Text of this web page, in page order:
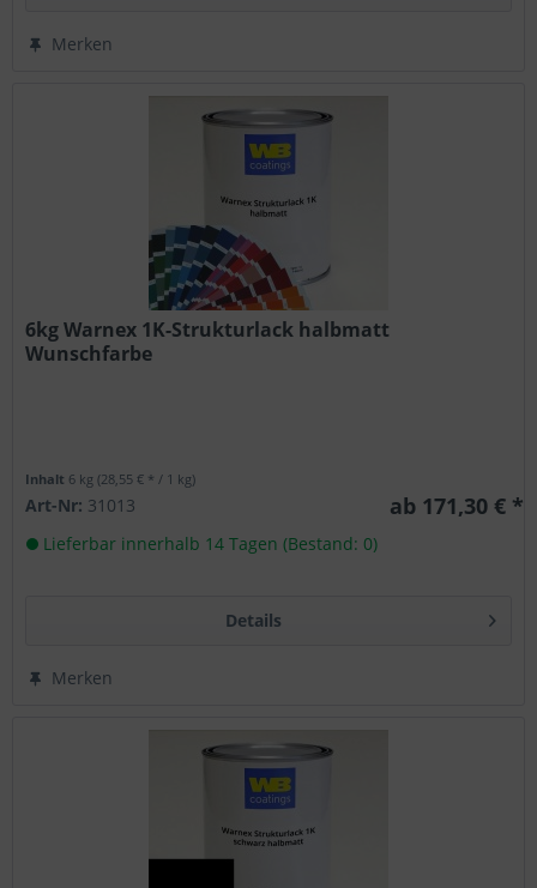
Merken
6kg Warnex 1K-Strukturlack halbmatt
Wunschfarbe
Inhalt 6 kg(28,55 € * / 1 kg)
Art-Nr: 31013 ab 171,30 € *
Lieferbar innerhalb 14 Tagen (Bestand: 0)
Details
Merken